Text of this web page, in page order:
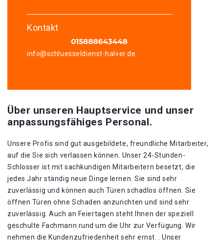
Kontakt
info@schluesseldienst-halver.de
Über unseren Hauptservice und unser
anpassungsfähiges Personal.
Unsere Profis sind gut ausgebildete, freundliche Mitarbeiter,
auf die Sie sich verlassen können. Unser 24-Stunden-
Schlosser ist mit sachkundigen Mitarbeitern besetzt, die
jedes Jahr ständig neue Dinge lernen. Sie sind sehr
zuverlässig und können auch Türen schadlos öffnen. Sie
öffnen Türen ohne Schaden anzurichten und sind sehr
zuverlässig. Auch an Feiertagen steht Ihnen der speziell
geschulte Fachmann rund um die Uhr zur Verfügung. Wir
nehmen die Kundenzufriedenheit sehr ernst. . Unser